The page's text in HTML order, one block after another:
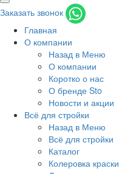
Заказать звонок
Главная
О компании
Назад в Меню
О компании
Коротко о нас
О бренде Sto
Новости и акции
Всё для стройки
Назад в Меню
Всё для стройки
Каталог
Колеровка краски